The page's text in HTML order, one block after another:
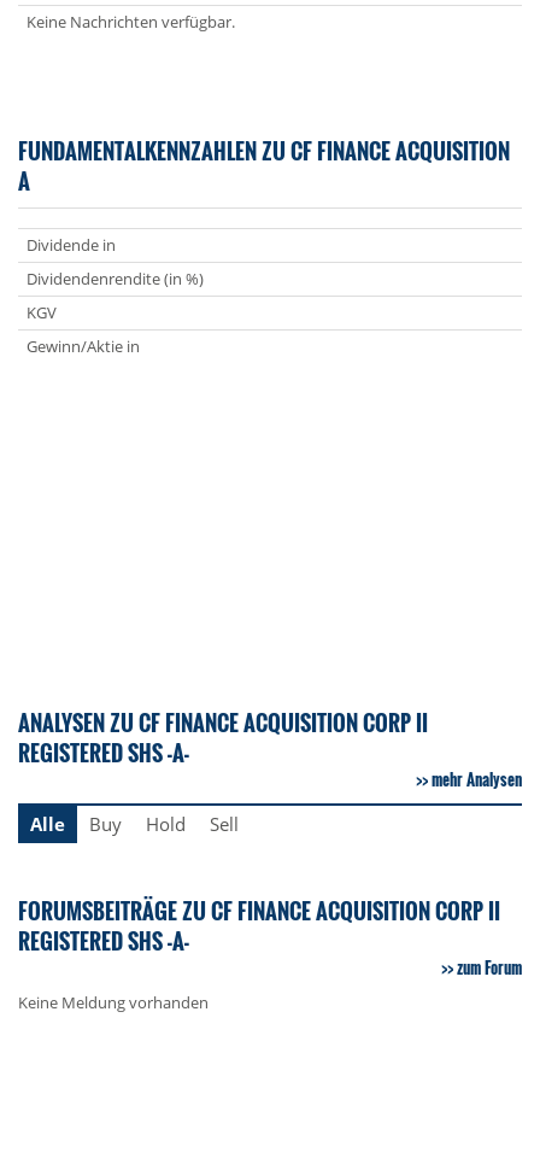
Keine Nachrichten verfügbar.
FUNDAMENTALKENNZAHLEN ZU CF FINANCE ACQUISITION
A
Dividende in
Dividendenrendite (in %)
KGV
Gewinn/Aktie in
ANALYSEN ZU CF FINANCE ACQUISITION CORP II
REGISTERED SHS -A-
mehr Analysen
Alle
Buy Hold Sell
FORUMSBEITRÄGE ZU CF FINANCE ACQUISITION CORP II
REGISTERED SHS -A-
zum Forum
Keine Meldung vorhanden